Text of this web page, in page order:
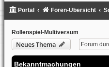
Portal Foren-Übersicht
Rollenspiel-Multiversum
Neues Thema
Bekanntmachungen